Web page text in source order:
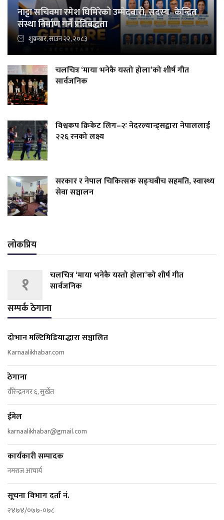
नाट्टा सचिवमा रमेश घिमिरेको उम्मेदवारी, सदस्य–केन्द्रित
संस्था निर्माण गर्ने प्रतिबद्धता
शुक्रबार, साउन २२, २०८३
चलचित्र ‘माया भनेकै यस्तो होला’को शीर्ष गीत
सार्वजनिक
विश्वकप क्रिकेट लिग–२ः नेदरल्यान्ड्सद्वारा नेपाललाई
२२६ रनको लक्ष्य
सरकार र नेपाल चिकित्सक सङ्घबीच सहमति, स्वास्थ्य
सेवा सञ्चालन
लोकप्रिय
१
चलचित्र ‘माया भनेकै यस्तो होला’को शीर्ष गीत
सार्वजनिक
सम्पर्क ठेगाना
दोभान मल्टिमिडियाद्धारा सञ्चालित
Karnaalikhabar.com
ठेगाना
वीरेन्द्रनगर ६, सुर्खेत
ईमेल
karnaalikhabar@gmail.com
कार्यकारी सम्पादक
नमराज आचार्य
सूचना विभाग दर्ता नं.
२४७४/०७७-०७८